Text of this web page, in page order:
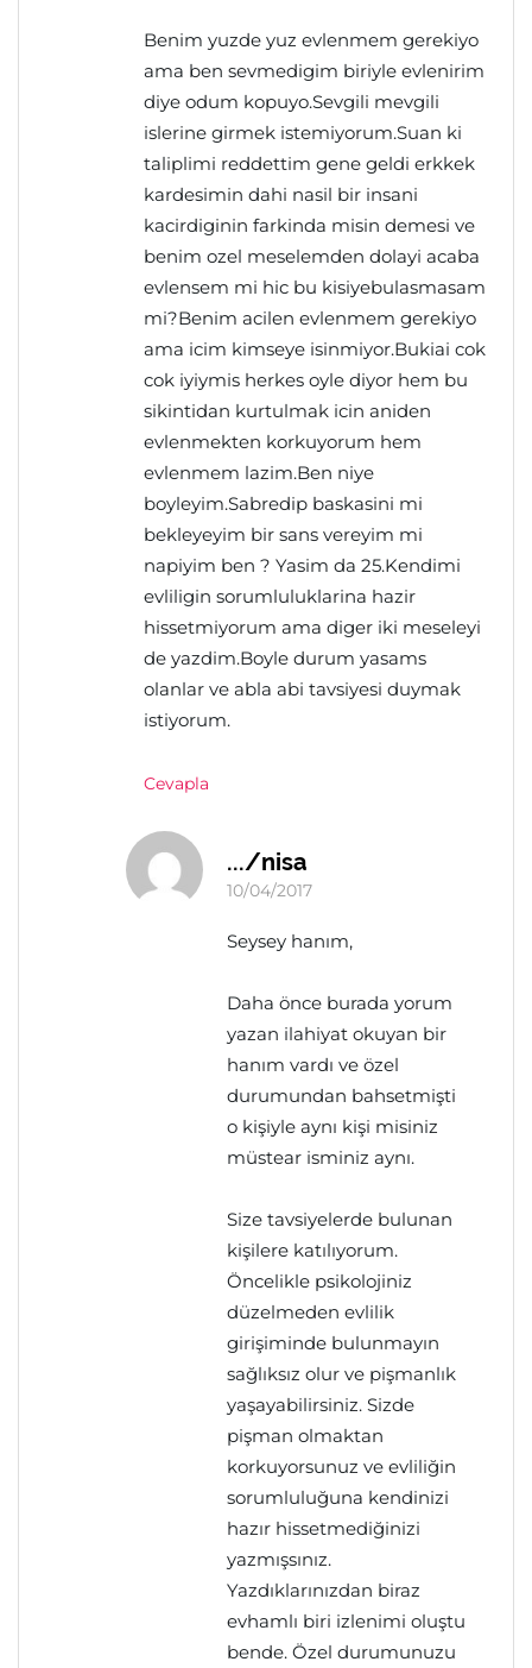
Benim yuzde yuz evlenmem gerekiyo
ama ben sevmedigim biriyle evlenirim
diye odum kopuyo.Sevgili mevgili
islerine girmek istemiyorum.Suan ki
taliplimi reddettim gene geldi erkkek
kardesimin dahi nasil bir insani
kacirdiginin farkinda misin demesi ve
benim ozel meselemden dolayi acaba
evlensem mi hic bu kisiyebulasmasam
mi?Benim acilen evlenmem gerekiyo
ama icim kimseye isinmiyor.Bukiai cok
cok iyiymis herkes oyle diyor hem bu
sikintidan kurtulmak icin aniden
evlenmekten korkuyorum hem
evlenmem lazim.Ben niye
boyleyim.Sabredip baskasini mi
bekleyeyim bir sans vereyim mi
napiyim ben ? Yasim da 25.Kendimi
evliligin sorumluluklarina hazir
hissetmiyorum ama diger iki meseleyi
de yazdim.Boyle durum yasams
olanlar ve abla abi tavsiyesi duymak
istiyorum.
Cevapla
.../nisa
10/04/2017
Seysey hanım,
Daha önce burada yorum
yazan ilahiyat okuyan bir
hanım vardı ve özel
durumundan bahsetmişti
o kişiyle aynı kişi misiniz
müstear isminiz aynı.
Size tavsiyelerde bulunan
kişilere katılıyorum.
Öncelikle psikolojiniz
düzelmeden evlilik
girişiminde bulunmayın
sağlıksız olur ve pişmanlık
yaşayabilirsiniz. Sizde
pişman olmaktan
korkuyorsunuz ve evliliğin
sorumluluğuna kendinizi
hazır hissetmediğinizi
yazmışsınız.
Yazdıklarınızdan biraz
evhamlı biri izlenimi oluştu
bende. Özel durumunuzu